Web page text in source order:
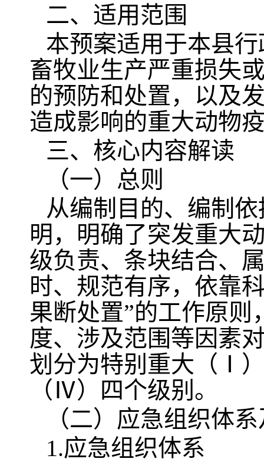
二、适用范围
本预案适用于本县
畜牧业生产严重损失
的预防和处置，以及
造成影响的重大动物
三、核心内容解读
（一）总则
从编制目的、编制
明，明确了突发重大
级负责、条块结合、
时、规范有序，依靠
果断处置”的工作原
度、涉及范围等因素
划分为特别重大（Ⅰ
（Ⅳ）四个级别。
（二）应急组织体
1.应急组织体系